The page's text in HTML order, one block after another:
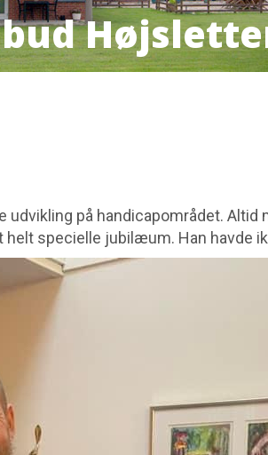
budHøjslette
på handicapområdet.
specielle jubilæum. Han havde